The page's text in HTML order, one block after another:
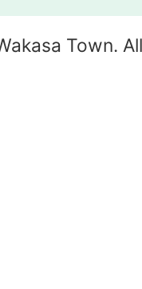
Town.